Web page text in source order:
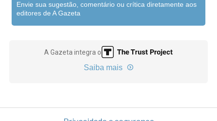
Envie sua sugestão, comentário ou crítica diretamente aos
editores de A Gazeta
A Gazeta integra o
Saiba mais